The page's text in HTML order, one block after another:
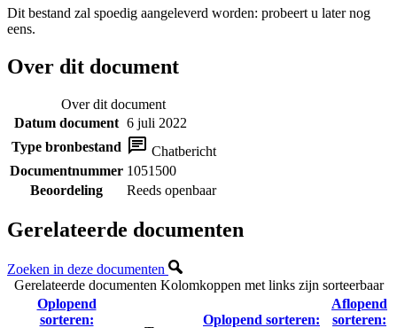
Dit bestand zal spoedig aangeleverd worden: probeert u later nog
eens.
Over dit document
Over dit document
Datum document 6 juli 2022
Type bronbestand
Chatbericht
Documentnummer 1051500
Beoordeling
Reeds openbaar
Gerelateerde documenten
Zoeken in deze documenten
Gerelateerde documenten Kolomkoppen met links zijn sorteerbaar
Oplopend
sorteren:
Oplopend sorteren:
Aflopend
sorteren: